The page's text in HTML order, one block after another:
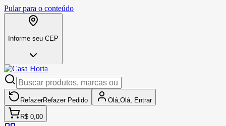
Pular para o conteúdo
Informe seu CEP
RefazerRefazer Pedido Olá, Olá, Entrar
R$ 0,00